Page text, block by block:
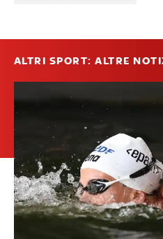
ALTRI SPORT: ALTRE